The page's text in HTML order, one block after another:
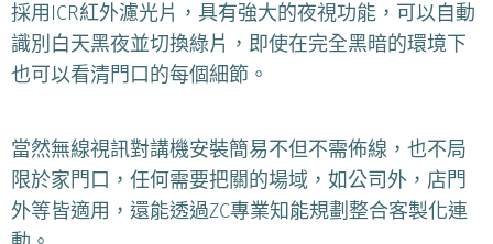
採用ICR紅外濾光片，具有強大的夜視功能，可以自動
識別白天黑夜並切換綠片，即使在完全黑暗的環境下
也可以看清門口的每個細節。
當然無線視訊對講機安裝簡易不但不需佈線，也不局
限於家門口，任何需要把關的場域，如公司外，店門
外等皆適用，還能透過ZC專業知能規劃整合客製化連